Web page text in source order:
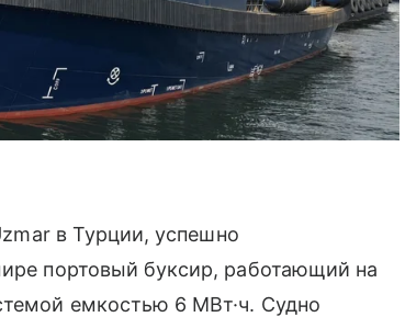
в Турции, успешно
портовый буксир, работающий на
емкостью 6 МВт·ч. Судно